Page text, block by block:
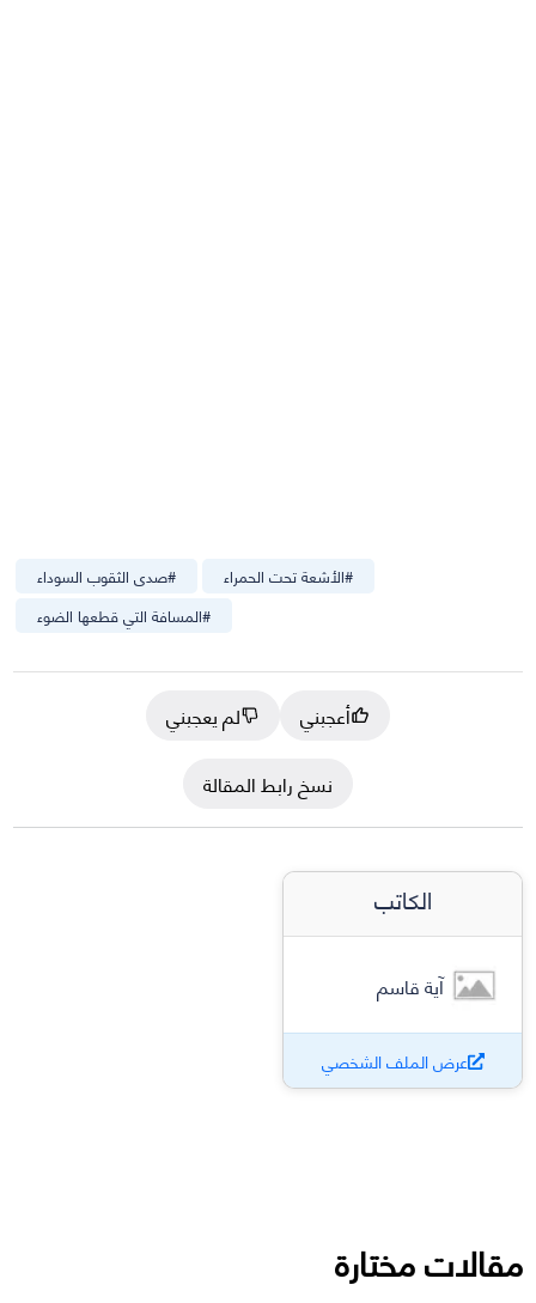
#صدى الثقوب السوداء #الأشعة تحت الحمراء
#المسافة التي قطعها الضوء
أعجبني
لم يعجبني
نسخ رابط المقالة
الكاتب
آية قاسم
عرض الملف الشخصي
مقالات مختارة